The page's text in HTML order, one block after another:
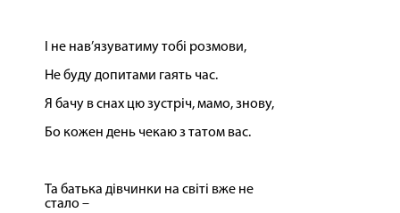
І не нав’язуватиму тобі розмови,
Не буду допитами гаять час.
Я бачу в снах цю зустріч, мамо, знову,
Бо кожен день чекаю з татом вас.
Та батька дівчинки на світі вже не
стало –